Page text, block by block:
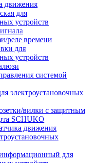
движения
для
устройств
реле времени
для
устройств
системой
электроустановочных
вилки с защитным
SCHUKO
движения
для